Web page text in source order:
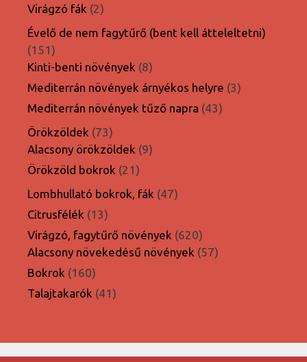
Virágzó fák 22
termék
Évelő de nem fagytűrő (bent kell átteleltetni)
151151
termék
Kinti-benti növények 88
termék
Mediterrán növények árnyékos helyre 33
Mediterrán növények tűző napra 4343
Örökzöldek 7373
termék
Alacsony örökzöldek 99
Örökzöld bokrok 2121
termék
Lombhullató bokrok, fák 4747
Citrusfélék 1313
termék
Virágzó, fagytűrő növények 620620
termék
Alacsony növekedésű növények 5757
Bokrok 160160
termék
Talajtakarók 4141